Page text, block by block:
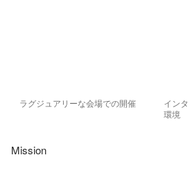
ラグジュアリーな会場での開催
イン
環境
Mission